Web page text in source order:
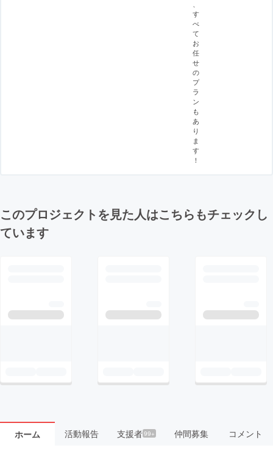
す
べ
て
お
任
せ
の
プ
ラ
ン
も
あ
り
ま
す
！
このプロジェクトを見た人はこちらもチェックし
ています
ホーム 活動報告 支援者99+ 仲間募集 コメント